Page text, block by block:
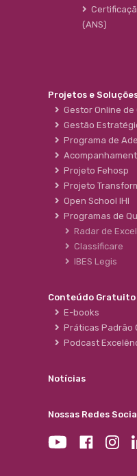
(ANS)
Projetos e
Gestor Online
Gestão
Programa de
Projeto Fehosp
Projeto
Open School IHI
Programas de
Radar de
Classificare
IBES Legis
Conteúdo Gratuito
E-books
Práticas Padrão
Podcast
Notícias
Nossas Redes